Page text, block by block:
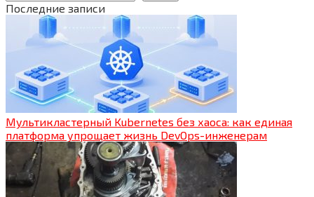
Последние записи
Мультикластерный Kubernetes без хаоса: как единая
платформа упрощает жизнь DevOps-инженерам